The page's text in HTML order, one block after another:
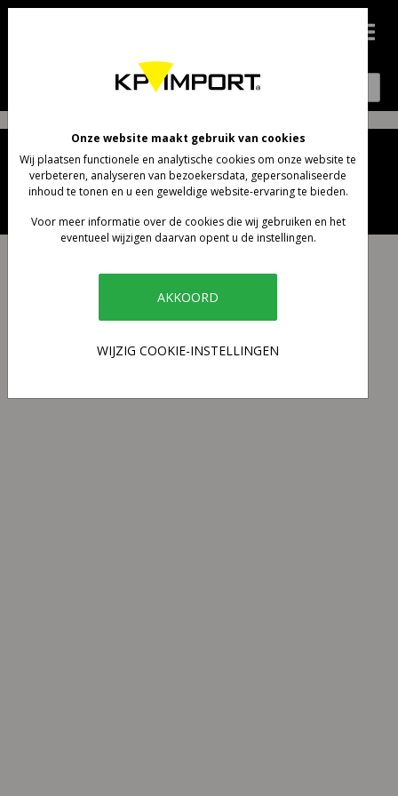
Onze website maakt gebruik van cookies
Wij plaatsen functionele en analytische cookies om onze website te
verbeteren, analyseren van bezoekersdata, gepersonaliseerde
inhoud te tonen en u een geweldige website-ervaring te bieden.
Voor meer informatie over de cookies die wij gebruiken en het
eventueel wijzigen daarvan opent u de instellingen.
AKKOORD
WIJZIG COOKIE-INSTELLINGEN
KP Import 2022 •Privacyverklaring •Voorwaarden &
Disclaimer• Cookies • Sitemap